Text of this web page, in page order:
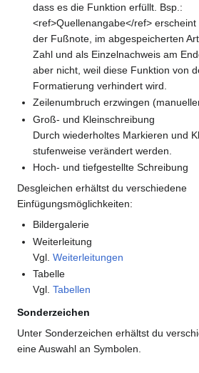
dass es die Funktion erfüllt. Bsp.:
<ref>Quellenangabe</ref>
der Fußnote, im abgespeicherten
Zahl und als Einzelnachweis am
aber nicht, weil diese Funktion von
Formatierung verhindert wird.
Zeilenumbruch erzwingen
Groß- und Kleinschreibung
Durch wiederholtes Markieren und
stufenweise verändert werden.
Hoch- und tiefgestellte Schreibung
Desgleichen erhältst du verschiedene
Einfügungsmöglichkeiten:
Bildergalerie
Weiterleitung
Vgl.Weiterleitungen
Tabelle
Vgl.Tabellen
Sonderzeichen
Unter Sonderzeichen erhältst du
eine Auswahl an Symbolen.